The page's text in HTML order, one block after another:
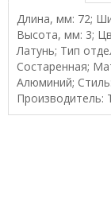
Длина, мм: 72;
Высота, мм: 3;
Латунь; Тип
Состаренная;
Алюминий;
Производитель: